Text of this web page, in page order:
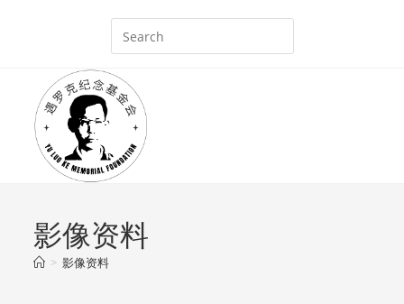
影像资料
> 影像资料